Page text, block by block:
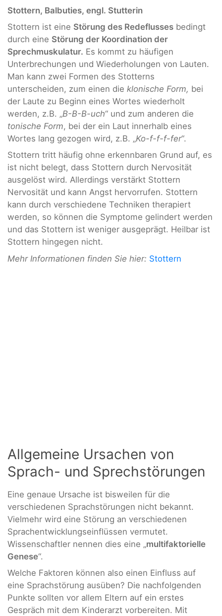
Stottern, Balbuties, engl. Stutterin
Stottern ist eine Störung des Redeflusses bedingt
durch eine Störung der Koordination der
Sprechmuskulatur. Es kommt zu häufigen
Unterbrechungen und Wiederholungen von Lauten.
Man kann zwei Formen des Stotterns
unterscheiden, zum einen die klonische Form, bei
der Laute zu Beginn eines Wortes wiederholt
werden, z.B. „B-B-B-uch“ und zum anderen die
tonische Form, bei der ein Laut innerhalb eines
Wortes lang gezogen wird, z.B. „Ko-f-f-f-fer“.
Stottern tritt häufig ohne erkennbaren Grund auf, es
ist nicht belegt, dass Stottern durch Nervosität
ausgelöst wird. Allerdings verstärkt Stottern
Nervosität und kann Angst hervorrufen. Stottern
kann durch verschiedene Techniken therapiert
werden, so können die Symptome gelindert werden
und das Stottern ist weniger ausgeprägt. Heilbar ist
Stottern hingegen nicht.
Mehr Informationen finden Sie hier: Stottern
Allgemeine Ursachen von
Sprach- und Sprechstörungen
Eine genaue Ursache ist bisweilen für die
verschiedenen Sprachstörungen nicht bekannt.
Vielmehr wird eine Störung an verschiedenen
Sprachentwicklungseinflüssen vermutet.
Wissenschaftler nennen dies eine „multifaktorielle
Genese“.
Welche Faktoren können also einen Einfluss auf
eine Sprachstörung ausüben? Die nachfolgenden
Punkte sollten vor allem Eltern auf ein erstes
Gespräch mit dem Kinderarzt vorbereiten. Mit